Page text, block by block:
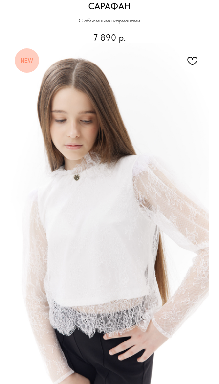
САРАФАН
С объемными карманами
7 890 р.
NEW